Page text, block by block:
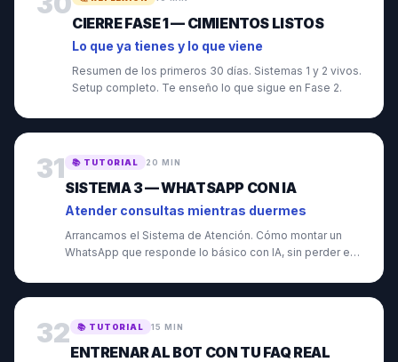
CIERRE FASE 1 — CIMIENTOS LISTOS
Lo que ya tienes y lo que viene
Resumen de los primeros 30 días. Sistemas 1 y 2 vivos.
Setup completo. Te enseño lo que sigue en Fase 2.
31 📚 TUTORIAL 20 MIN
SISTEMA 3 — WHATSAPP CON IA
Atender consultas mientras duermes
Arrancamos el Sistema de Atención. Cómo montar un
WhatsApp que responde lo básico con IA, sin perder el
32 📚 TUTORIAL 15 MIN
ENTRENAR AL BOT CON TU FAQ REAL